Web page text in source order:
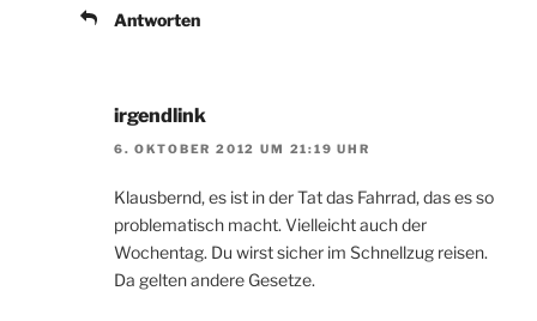
Antworten
irgendlink
6. OKTOBER 2012 UM 21:19 UHR
Klausbernd, es ist in der Tat das Fahrrad, das es so
problematisch macht. Vielleicht auch der
Wochentag. Du wirst sicher im Schnellzug reisen.
Da gelten andere Gesetze.